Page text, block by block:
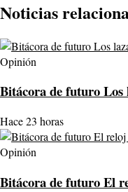
Noticias
Opinión
Bitácora de futuro Los
Hace 23 horas
Opinión
Bitácora de futuro El